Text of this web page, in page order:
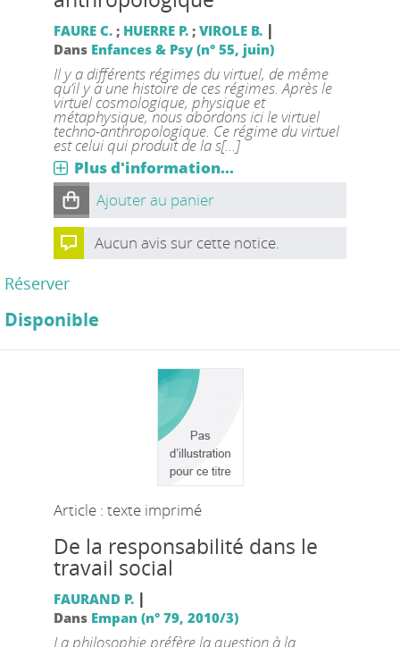
FAURE C.; HUERRE P.; VIROLE B. |
Dans Enfances & Psy (n° 55, juin)
Il y a différents régimes du virtuel, de même
qu’il y a une histoire de ces régimes. Après le
virtuel cosmologique, physique et
métaphysique, nous abordons ici le virtuel
techno-anthropologique. Ce régime du virtuel
est celui qui produit de la s[...]
Plus d'information...
Ajouter au panier
Aucun avis sur cette notice.
Réserver
Disponible
Article : texte imprimé
De la responsabilité dans le
travail social
FAURAND P. |
Dans Empan (n° 79, 2010/3)
La philosophie préfère la question à la